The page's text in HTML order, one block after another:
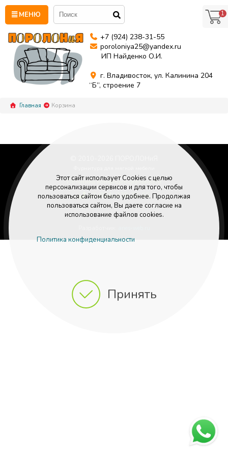
Принять
Этот сайт использует Cookies с целью
персонализации сервисов и для того, чтобы
пользоваться сайтом было удобнее. Продолжая
пользоваться сайтом, Вы даете согласие на
использование файлов cookies.
Политика конфиденциальности
МЕНЮ
+7 (924) 238-31-55
poroloniya25@yandex.ru
ИП Найденко О.И.
г. Владивосток, ул. Калинина 204
“Б”, строение 7
1
Главная Корзина
Политика конфиденциальности
+7 (924) 238-31-55
Poroloniya25@yandex.ru